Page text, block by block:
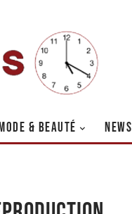
& BEAUTÉ NEWS